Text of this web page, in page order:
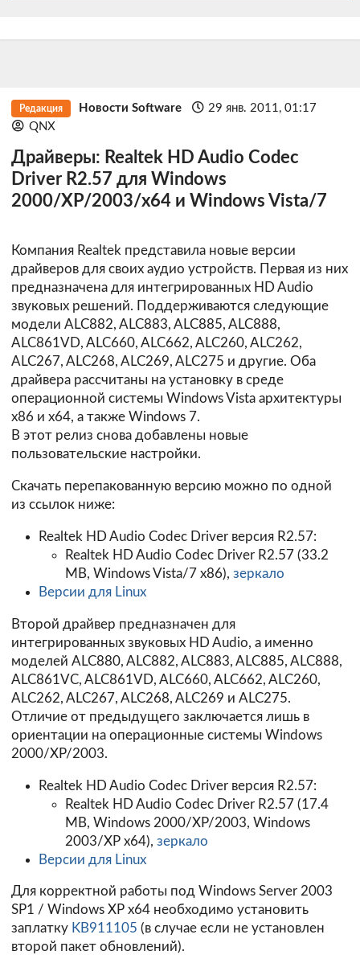
Редакция Новости Software
29 янв. 2011, 01:17
QNX
Драйверы: Realtek HD Audio Codec
Driver R2.57 для Windows
2000/XP/2003/x64 и Windows Vista/7
Компания Realtek представила новые версии
драйверов для своих аудио устройств. Первая из них
предназначена для интегрированных HD Audio
звуковых решений. Поддерживаются следующие
модели ALC882, ALC883, ALC885, ALC888,
ALC861VD, ALC660, ALC662, ALC260, ALC262,
ALC267, ALC268, ALC269, ALC275 и другие. Оба
драйвера рассчитаны на установку в среде
операционной системы Windows Vista архитектуры
х86 и х64, а также Windows 7.
В этот релиз снова добавлены новые
пользовательские настройки.
Скачать перепакованную версию можно по одной
из ссылок ниже:
Realtek HD Audio Codec Driver версия R2.57:
Realtek HD Audio Codec Driver R2.57 (33.2
MB, Windows Vista/7 x86),зеркало
Версии для Linux
Второй драйвер предназначен для
интегрированных звуковых HD Audio, а именно
моделей ALC880, ALC882, ALC883, ALC885, ALC888,
ALC861VC, ALC861VD, ALC660, ALC662, ALC260,
ALC262, ALC267, ALC268, ALC269 и ALC275.
Отличие от предыдущего заключается лишь в
ориентации на операционные системы Windows
2000/XP/2003.
Realtek HD Audio Codec Driver версия R2.57:
Realtek HD Audio Codec Driver R2.57 (17.4
MB, Windows 2000/XP/2003, Windows
2003/XP x64),зеркало
Версии для Linux
Для корректной работы под Windows Server 2003
SP1 / Windows XP x64 необходимо установить
заплатку KB911105 (в случае если не установлен
второй пакет обновлений).